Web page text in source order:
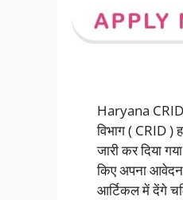
Haryana CRID
विभाग ( CRID )
जारी कर दिया
किए अपना
आर्टिकल में देंगे